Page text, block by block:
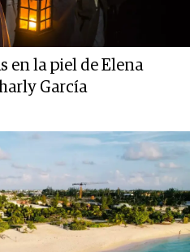
en la piel de Elena
García